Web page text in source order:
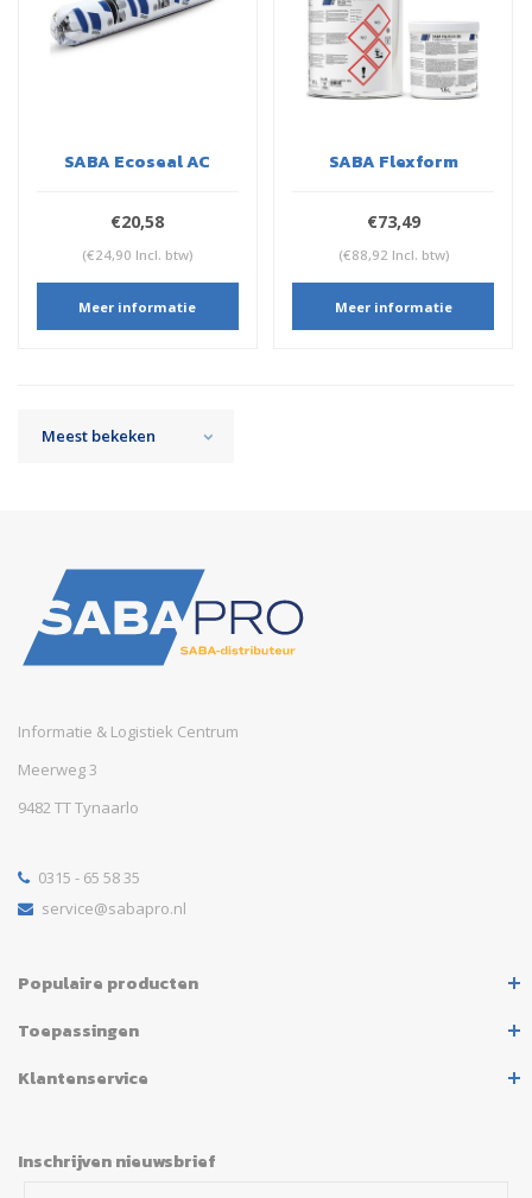
SABA Ecoseal AC
€20,58
(€24,90 Incl. btw)
Meer informatie
SABA Flexform
€73,49
(€88,92 Incl. btw)
Meer informatie
Meest bekeken
Informatie & Logistiek Centrum
Meerweg 3
9482 TT Tynaarlo
0315 - 65 58 35
service@sabapro.nl
Populaire producten
Toepassingen
Klantenservice
Inschrijven nieuwsbrief